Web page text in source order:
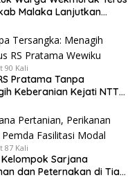
Malaka Lanjutkan
90 Kali
Pratama Tanpa
Keberanian Kejati NTT
87 Kali
Kelompok Sarjana
dan Peternakan di Tiap